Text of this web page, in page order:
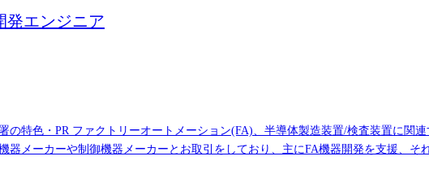
発エンジニア
特色・PR ファクトリーオートメーション(FA)、半導体製造装置/検査装置に関
メーカーや制御機器メーカーとお取引をしており、主にFA機器開発を支援、そ